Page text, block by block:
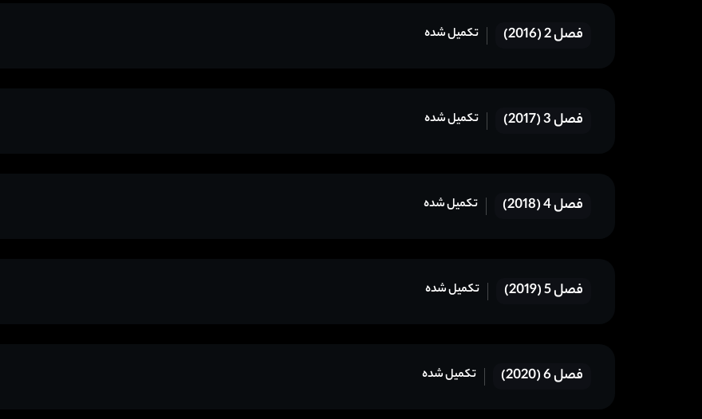
فصل 2 (2016) تکمیل شده
فصل 3 (2017) تکمیل شده
فصل 4 (2018) تکمیل شده
فصل 5 (2019) تکمیل شده
فصل 6 (2020) تکمیل شده